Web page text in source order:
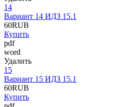
14
Вариант 14 ИДЗ 15.1
60RUB
Купить
pdf
word
Удалить
15
Вариант 15 ИДЗ 15.1
60RUB
Купить